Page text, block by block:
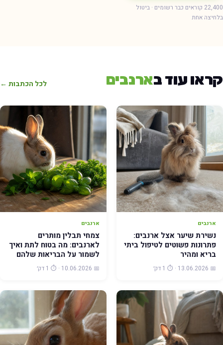
22,400 קוראים כבר רשומים · ביטול
אחת
עוד בארנבים לכל הכתבות ←
ארנבים
נשירת שיער אצל ארנבים:
פתרונות פשוטים לטיפול ביתי
בריא ומהיר
📅 13.06.2026 · ⏱️ 1 דק׳
ארנבים
צמחי תבלין מותרים
לארנבים: מה בטוח לתת ואיך
לשמור על הבריאות שלהם
📅 10.06.2026 · ⏱️ 1 דק׳